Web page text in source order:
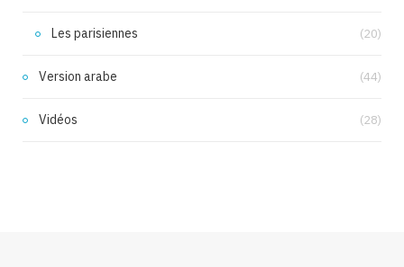
Les parisiennes (20)
Version arabe (44)
Vidéos (28)